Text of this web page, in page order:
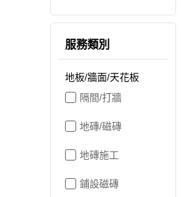
服務類別
地板/牆面/天花板
隔間/打牆
地磚/磁磚
地磚施工
鋪設磁磚